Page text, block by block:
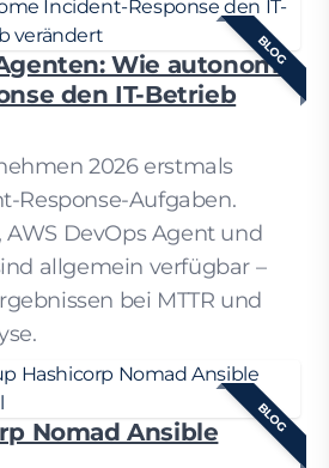
BLOG
Wie autonome
den IT-Betrieb
2026 erstmals
Response-Aufgaben.
AWS DevOps Agent und
allgemein verfügbar –
bei MTTR und
BLOG
Nomad Ansible